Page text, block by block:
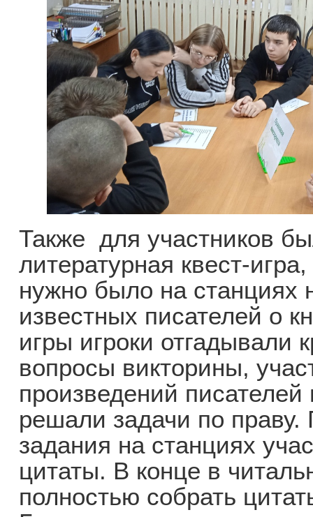
Также для участников
литературная квест-
нужно было на станциях
известных писателей о
игры игроки отгадывали
вопросы викторины,
произведений
решали задачи по
задания на станциях
цитаты. В конце в
полностью собрать